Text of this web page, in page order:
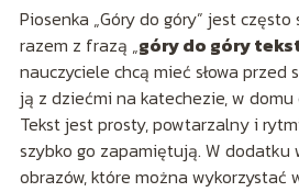
Piosenka „Góry do góry” jest
razem z frazą „góry do góry
nauczyciele chcą mieć słowa przed
ją z dziećmi na katechezie, w domu
Tekst jest prosty, powtarzalny i
szybko go zapamiętują. W dodatku
obrazów, które można wykorzystać